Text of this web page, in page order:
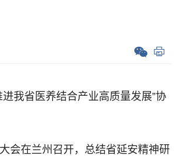
省医养结合产业高质量发展”协
在兰州召开，总结省延安精神研